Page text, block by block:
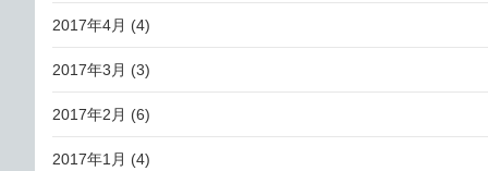
2017年4月 (4)
2017年3月 (3)
2017年2月 (6)
2017年1月 (4)